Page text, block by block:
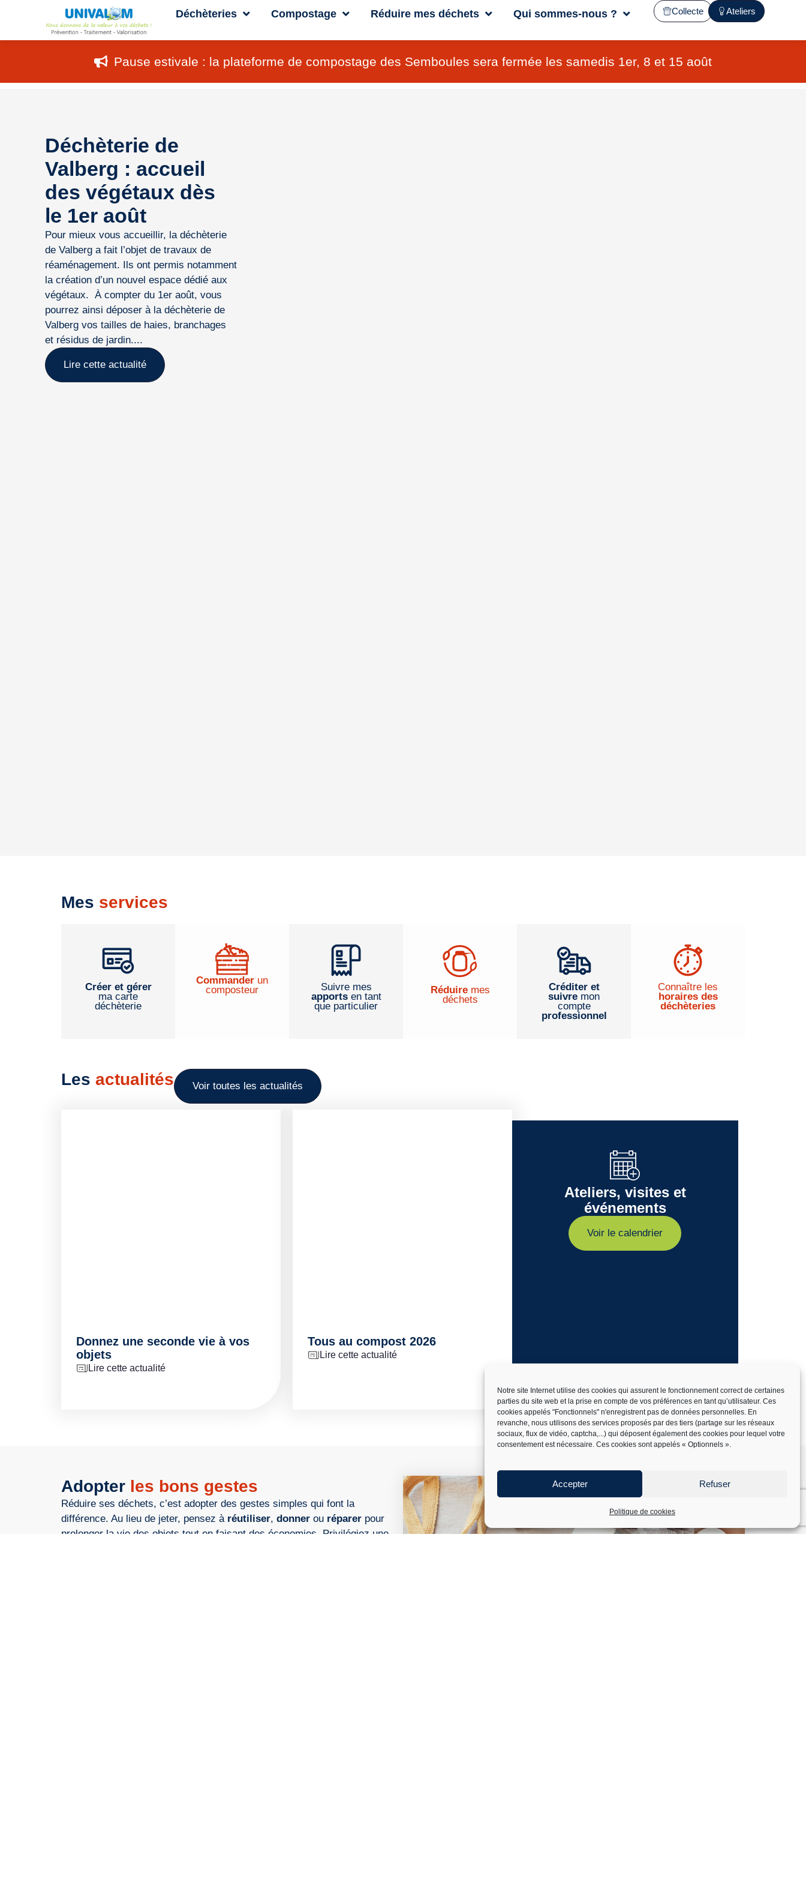
Notre site Internet utilise des cookies qui assurent le fonctionnement correct de certaines
parties du site web et la prise en compte de vos préférences en tant qu’utilisateur. Ces
cookies appelés "Fonctionnels" n'enregistrent pas de données personnelles. En
revanche, nous utilisons des services proposés par des tiers (partage sur les réseaux
sociaux, flux de vidéo, captcha,...) qui déposent également des cookies pour lequel votre
consentement est nécessaire. Ces cookies sont appelés « Optionnels ».
Accepter Refuser
Politique de cookies
Déchèteries Compostage Réduire mes déchets Qui sommes-nous ? Collecte Ateliers
Pause estivale : la plateforme de compostage des Semboules sera fermée les samedis 1er, 8 et 15 août
Déchèterie de
Valberg : accueil
des végétaux dès
le 1er août
Pour mieux vous accueillir, la déchèterie
de Valberg a fait l’objet de travaux de
réaménagement. Ils ont permis notamment
la création d’un nouvel espace dédié aux
végétaux. À compter du 1er août, vous
pourrez ainsi déposer à la déchèterie de
Valberg vos tailles de haies, branchages
et résidus de jardin....
Lire cette actualité
Mes services
Créer et gérer
ma carte
déchèterie
Commander un
composteur
Suivre mes
apportsen tant
que particulier
Réduiremes
déchets
Créditer et
suivre mon
compte
professionnel
Connaître les
horaires des
déchèteries
Les actualités Voir toutes les actualités
Donnez une seconde vie à vos
objets
Lire cette actualité
Tous au compost 2026
Lire cette actualité
Ateliers, visites et
événements
Voir le calendrier
Adopter les bons gestes
Réduire ses déchets, c’est adopter des gestes simples qui font la
différence. Au lieu de jeter, pensez à réutiliser, donner ou réparer pour
prolonger la vie des objets tout en faisant des économies. Privilégiez une